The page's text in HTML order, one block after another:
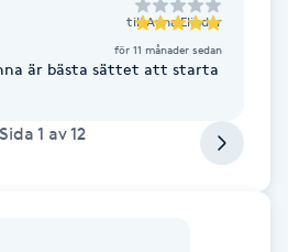
till Anna Elinder
för 11 månader sedan
är bästa sättet att starta
Sida 1 av12